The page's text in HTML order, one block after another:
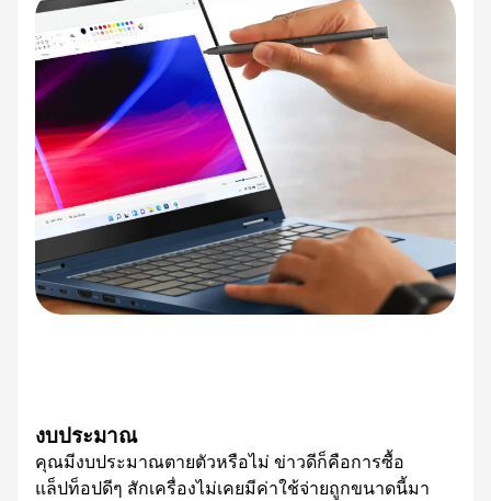
งบประมาณ
คุณมีงบประมาณตายตัวหรือไม่ ข่าวดีก็คือการซื้อ
แล็ปท็อปดีๆ สักเครื่องไม่เคยมีค่าใช้จ่ายถูกขนาดนี้มา